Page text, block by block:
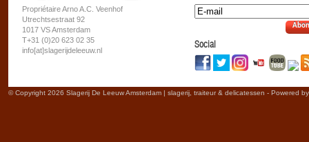
Propriétaire Arno A.C. Veenhof
Utrechtsestraat 92
1017 VS Amsterdam
T+31 (0)20 623 02 35
info[at]slagerijdeleeuw.nl
Social
© Copyright 2026 Slagerij De Leeuw Amsterdam | slagerij, traiteur & delicatessen - Powered